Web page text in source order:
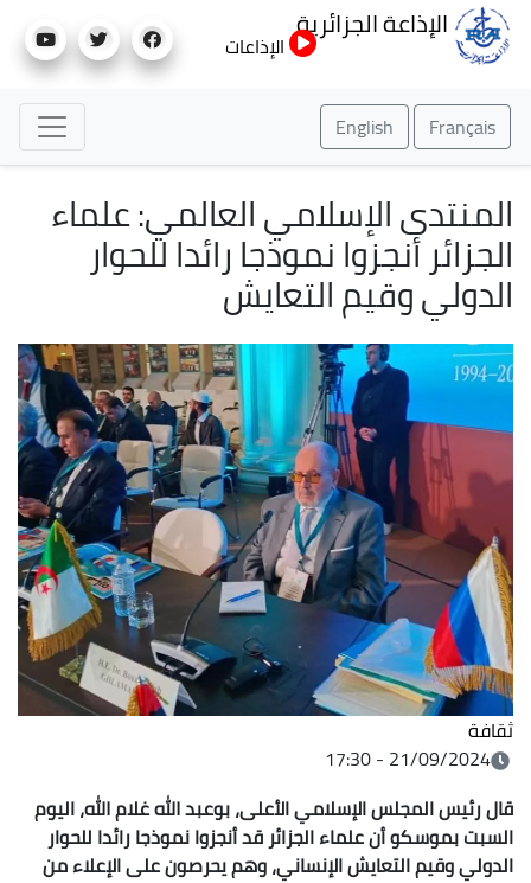
إلى
الإذاعة الجزائرية
الإذاعات
Français
English
المنتدى الإسلامي العالمي: علماء
الجزائر أنجزوا نموذجا رائدا للحوار
الدولي وقيم التعايش
ثقافة
21/09/2024 - 17:30
قال رئيس المجلس الإسلامي الأعلى، بوعبد الله غلام الله، اليوم
السبت بموسكو أن علماء الجزائر قد أنجزوا نموذجا رائدا للحوار
الدولي وقيم التعايش الإنساني، وهم يحرصون على الإعلاء من